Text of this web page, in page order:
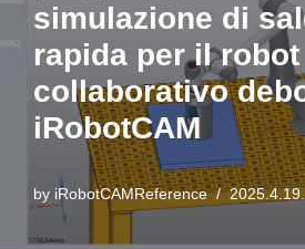
simulazione di
rapida per il robot
collaborativo
iRobotCAM
by iRobotCAMReference 2025.4.19.